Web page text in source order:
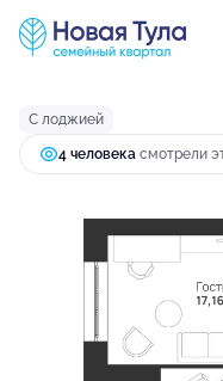
1-комнатная36.38 м
Ипотекаот 13 001 руб.
С лоджией
4 человекa смотрели